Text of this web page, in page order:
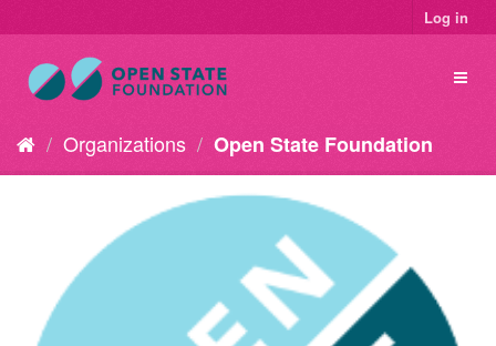
Log in
Organizations Open State Foundation